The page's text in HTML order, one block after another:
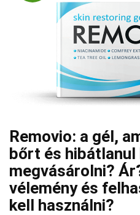
Removio: a gél,
bőrt és hibátlanul
megvásárolni?
vélemény és
kell használni?